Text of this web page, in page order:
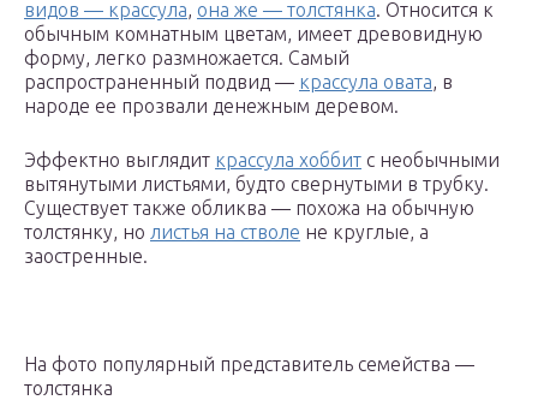
видов — крассула, она же — толстянка. Относится к
обычным комнатным цветам, имеет древовидную
форму, легко размножается. Самый
распространенный подвид — крассула овата, в
народе ее прозвали денежным деревом.
Эффектно выглядит крассула хоббит с необычными
вытянутыми листьями, будто свернутыми в трубку.
Существует также обликва — похожа на обычную
толстянку, но листья на стволе не круглые, а
заостренные.
На фото популярный представитель семейства —
толстянка